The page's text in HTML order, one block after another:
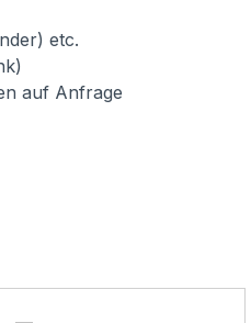
etc.
auf Anfrage